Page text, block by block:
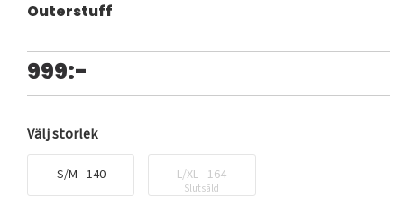
Outerstuff
999:-
Välj storlek
S/M - 140 L/XL - 164
Slutsåld